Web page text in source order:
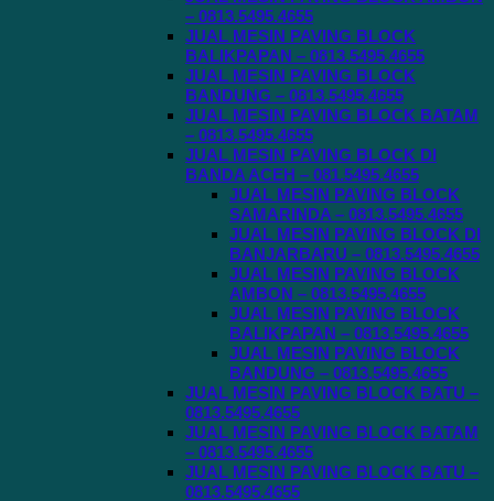
– 0813.5495.4655
JUAL MESIN PAVING BLOCK
BALIKPAPAN – 0813.5495.4655
JUAL MESIN PAVING BLOCK
BANDUNG – 0813.5495.4655
JUAL MESIN PAVING BLOCK BATAM
– 0813.5495.4655
JUAL MESIN PAVING BLOCK DI
BANDA ACEH – 081.5495.4655
JUAL MESIN PAVING BLOCK
SAMARINDA – 0813.5495.4655
JUAL MESIN PAVING BLOCK DI
BANJARBARU – 0813.5495.4655
JUAL MESIN PAVING BLOCK
AMBON – 0813.5495.4655
JUAL MESIN PAVING BLOCK
BALIKPAPAN – 0813.5495.4655
JUAL MESIN PAVING BLOCK
BANDUNG – 0813.5495.4655
JUAL MESIN PAVING BLOCK BATU –
0813.5495.4655
JUAL MESIN PAVING BLOCK BATAM
– 0813.5495.4655
JUAL MESIN PAVING BLOCK BATU –
0813.5495.4655